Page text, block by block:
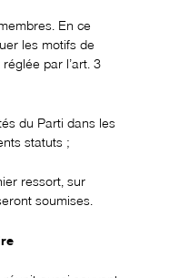
En ce
les motifs de
par l’art. 3
du Parti dans les
statuts ;
ressort, sur
soumises.